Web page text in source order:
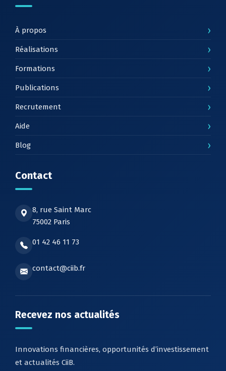
À propos ›
Réalisations ›
Formations ›
Publications ›
Recrutement ›
Aide ›
Blog ›
Contact
8, rue Saint Marc
75002 Paris
01 42 46 11 73
contact@ciib.fr
Recevez nos actualités
Innovations financières, opportunités d’investissement
et actualités CiiB.